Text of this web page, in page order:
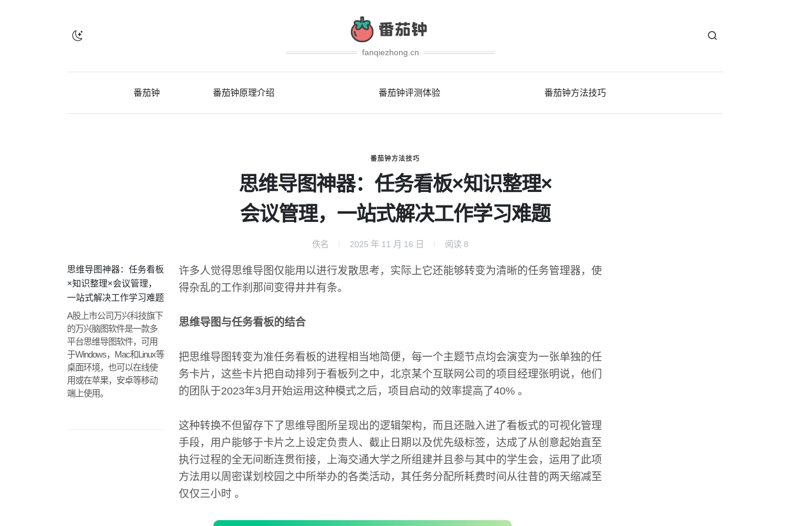
fanqiezhong.cn
番茄钟 番茄钟原理介绍 番茄钟评测体验 番茄钟方法技巧
番茄钟方法技巧
思维导图神器：任务看板×知识整理×
会议管理，一站式解决工作学习难题
佚名 2025 年 11 月 16 日 阅读 8
思维导图神器：任务看板
×知识整理×会议管理，
一站式解决工作学习难题
A股上市公司万兴科技旗下
的万兴脑图软件是一款多
平台思维导图软件，可用
于Windows，Mac和Linux等
桌面环境，也可以在线使
用或在苹果，安卓等移动
端上使用。
许多人觉得思维导图仅能用以进行发散思考，实际上它还能够转变为清晰的任务管理器，使
得杂乱的工作刹那间变得井井有条。
思维导图与任务看板的结合
把思维导图转变为准任务看板的进程相当地简便，每一个主题节点均会演变为一张单独的任
务卡片，这些卡片把自动排列于看板列之中，北京某个互联网公司的项目经理张明说，他们
的团队于2023年3月开始运用这种模式之后，项目启动的效率提高了40% 。
这种转换不但留存下了思维导图所呈现出的逻辑架构，而且还融入进了看板式的可视化管理
手段，用户能够于卡片之上设定负责人、截止日期以及优先级标签，达成了从创意起始直至
执行过程的全无间断连贯衔接，上海交通大学之所组建并且参与其中的学生会，运用了此项
方法用以周密谋划校园之中所举办的各类活动，其任务分配所耗费时间从往昔的两天缩减至
仅仅三小时 。